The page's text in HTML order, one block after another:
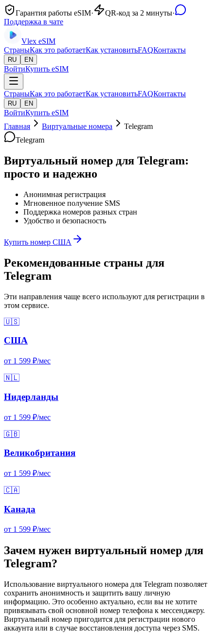
Гарантия работы eSIM· QR-код за 2 минуты·
Поддержка в чате
Vlex eSIM
СтраныКак это работаетКак установитьFAQКонтакты
RU EN
ВойтиКупить eSIM
СтраныКак это работаетКак установитьFAQКонтакты
RU EN
ВойтиКупить eSIM
Главная
Виртуальные номера
Telegram
Telegram
Виртуальный номер для Telegram:
просто и надежно
Анонимная регистрация
Мгновенное получение SMS
Поддержка номеров разных стран
Удобство и безопасность
Купить номер США
Рекомендованные страны для
Telegram
Эти направления чаще всего используют для регистрации в
этом сервисе.
🇺🇸
США
от 1 599 ₽/мес
🇳🇱
Нидерланды
от 1 599 ₽/мес
🇬🇧
Великобритания
от 1 599 ₽/мес
🇨🇦
Канада
от 1 599 ₽/мес
Зачем нужен виртуальный номер для
Telegram?
Использование виртуального номера для Telegram позволяет
сохранить анонимность и защитить вашу личную
информацию. Это особенно актуально, если вы не хотите
привязывать свой основной номер телефона к мессенджеру.
Виртуальный номер пригодится для регистрации нового
аккаунта или в случае восстановления доступа через SMS.